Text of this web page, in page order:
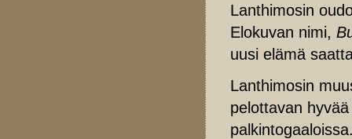
Lanthimosin
Elokuvan nimi,
uusi elämä
Lanthimosin
pelottavan